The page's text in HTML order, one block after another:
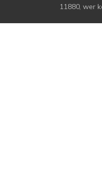
11880, wer